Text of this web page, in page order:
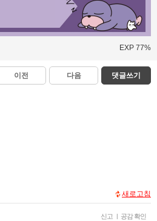
EXP 77%
이전 다음 댓글쓰기
새로고침
신고 | 공감 확인